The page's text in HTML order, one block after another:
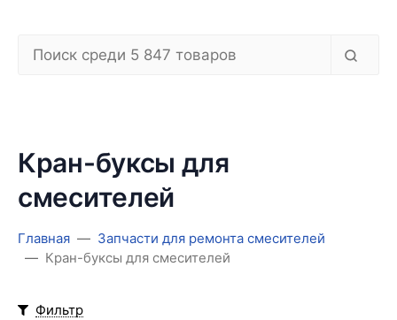
Кран-буксы для
смесителей
Главная
Запчасти для ремонта смесителей
Кран-буксы для смесителей
Фильтр